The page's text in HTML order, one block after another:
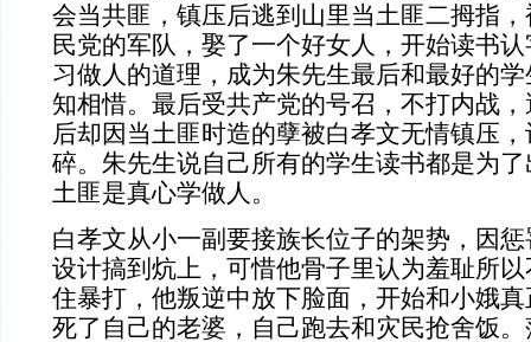
会当共匪，镇压后逃到山里当土匪二拇指
民党的军队，娶了一个好女人，开始读书
习做人的道理，成为朱先生最后和最好的
知相惜。最后受共产党的号召，不打内战
后却因当土匪时造的孽被白孝文无情镇压
碎。朱先生说自己所有的学生读书都是为
土匪是真心学做人。
白孝文从小一副要接族长位子的架势，因
设计搞到炕上，可惜他骨子里认为羞耻所
住暴打，他叛逆中放下脸面，开始和小娥
死了自己的老婆，自己跑去和灾民抢舍饭